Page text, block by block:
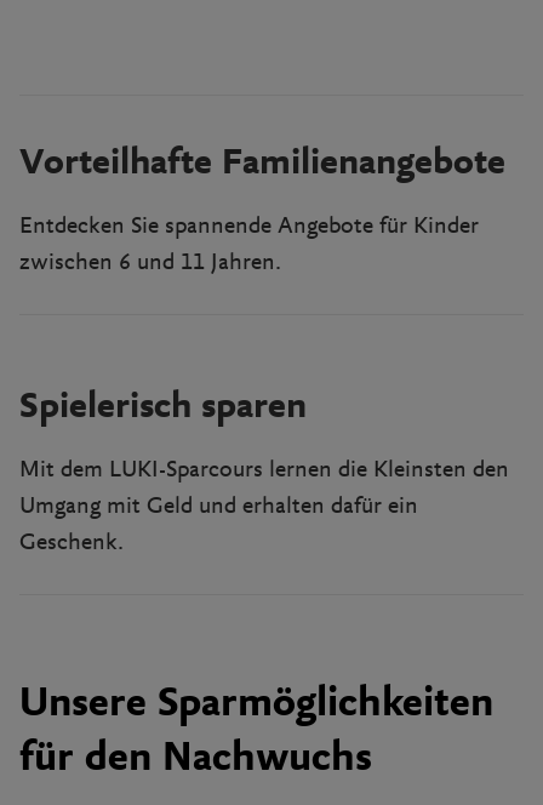
Vorteilhafte Familienangebote
Entdecken Sie spannende Angebote für Kinder
zwischen 6 und 11 Jahren.
Spielerisch sparen
Mit dem LUKI-Sparcours lernen die Kleinsten den
Umgang mit Geld und erhalten dafür ein
Geschenk.
Unsere Sparmöglichkeiten
für den Nachwuchs